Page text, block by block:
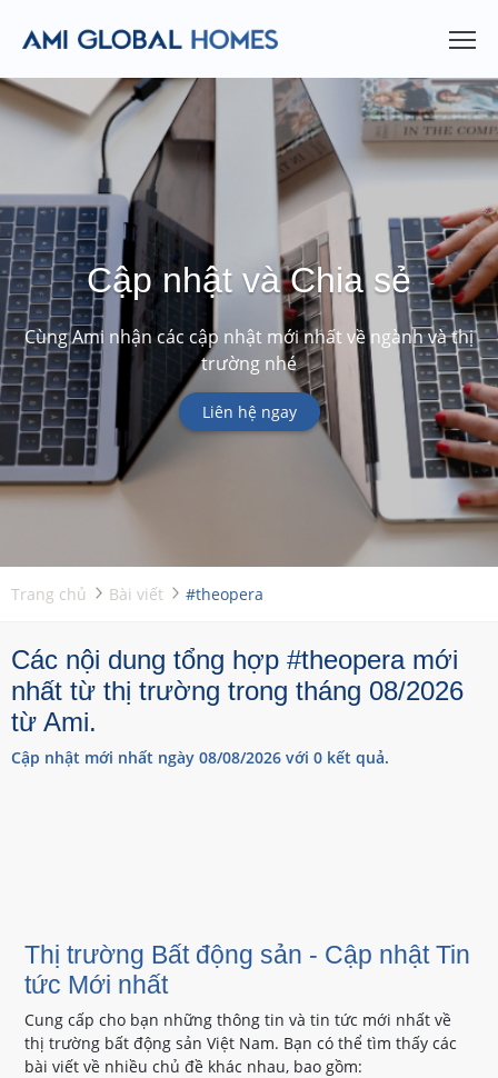
Cập nhật và Chia sẻ
Cùng Ami nhận các cập nhật mới nhất về ngành và thị
trường nhé
Liên hệ ngay
Trang chủ Bài viết #theopera
Các nội dung tổng hợp #theopera mới
nhất từ thị trường trong tháng 08/2026
từ Ami.
Cập nhật mới nhất ngày 08/08/2026 với 0 kết quả.
Thị trường Bất động sản - Cập nhật Tin
tức Mới nhất
Cung cấp cho bạn những thông tin và tin tức mới nhất về
thị trường bất động sản Việt Nam. Bạn có thể tìm thấy các
bài viết về nhiều chủ đề khác nhau, bao gồm: